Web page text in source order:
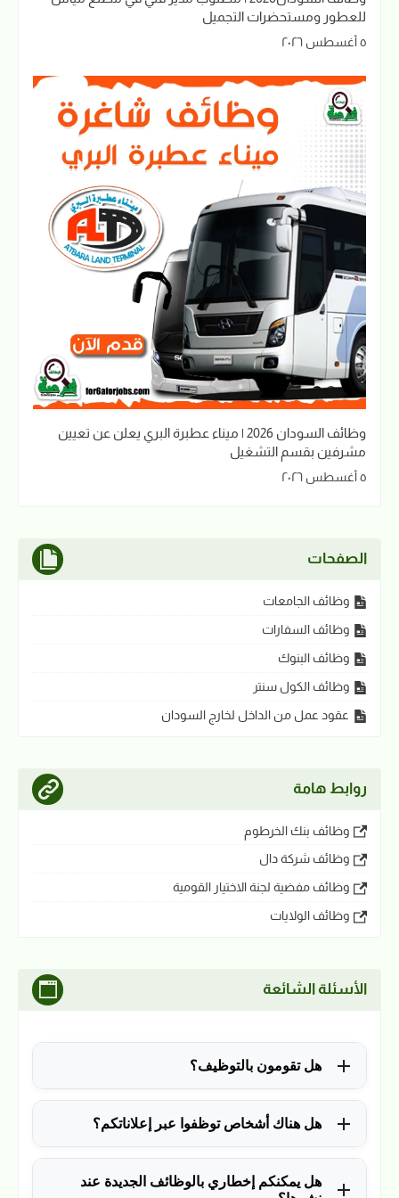
للعطور ومستحضرات التجميل
٥ أغسطس ٢٠٢٦
وظائف السودان 2026 | ميناء عطبرة البري يعلن عن تعيين
مشرفين بقسم التشغيل
٥ أغسطس ٢٠٢٦
الصفحات
وظائف الجامعات
وظائف السفارات
وظائف البنوك
وظائف الكول سنتر
عقود عمل من الداخل لخارج السودان
روابط هامة
وظائف بنك الخرطوم
وظائف شركة دال
وظائف مفضية لجنة الاختيار القومية
وظائف الولايات
الأسئلة الشائعة
هل تقومون بالتوظيف؟
للأسف لا، في الوقت الحالي نقوم فقط بنشر الوظائف
المتاحة.هل هناك أشخاص توظفوا عبر إعلاناتكم؟
نعم ولله الحمد، منذ التأسيس في 2018 نشرنا آلاف
الوظائف، وكانت سببًا في توظيف آلاف من المتابعين.
هل يمكنكم إخطاري بالوظائف الجديدة عند